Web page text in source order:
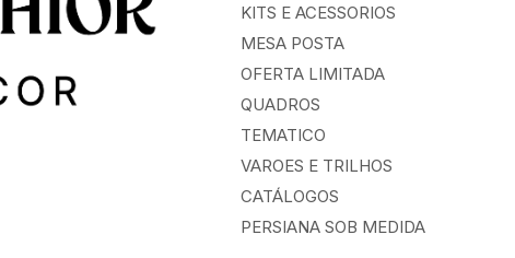
KITS E ACESSORIOS
MESA POSTA
OFERTA LIMITADA
QUADROS
TEMATICO
VAROES E TRILHOS
CATÁLOGOS
PERSIANA SOB MEDIDA